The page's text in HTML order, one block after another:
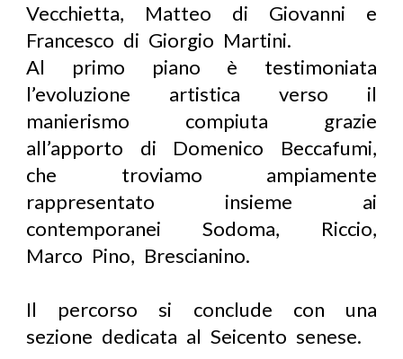
Vecchietta, Matteo di Giovanni e
Francesco di Giorgio Martini.
Al primo piano è testimoniata
l’evoluzione artistica verso il
manierismo compiuta grazie
all’apporto di Domenico Beccafumi,
che troviamo ampiamente
rappresentato insieme ai
contemporanei Sodoma, Riccio,
Marco Pino, Brescianino.
Il percorso si conclude con una
sezione dedicata al Seicento senese.